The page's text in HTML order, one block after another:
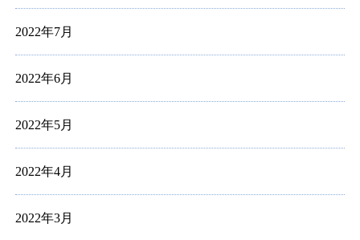
2022年7月
2022年6月
2022年5月
2022年4月
2022年3月